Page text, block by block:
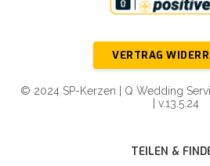
VERTRAG
© 2024 SP-Kerzen | Q Wedding
| v.13.5.24
TEILEN &